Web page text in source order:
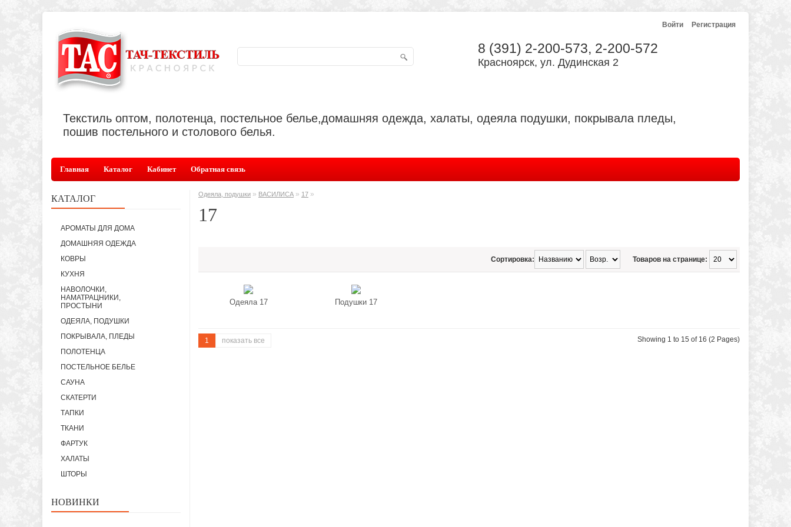
Войти Регистрация
8 (391) 2-200-573, 2-200-572
Красноярск, ул. Дудинская 2
Текстиль оптом, полотенца, постельное белье,домашняя одежда, халаты, одеяла подушки, покрывала пледы,
пошив постельного и столового белья.
Главная Каталог Кабинет Обратная связь
КАТАЛОГ
АРОМАТЫ ДЛЯ ДОМА
ДОМАШНЯЯ ОДЕЖДА
КОВРЫ
КУХНЯ
НАВОЛОЧКИ,
НАМАТРАЦНИКИ,
ПРОСТЫНИ
ОДЕЯЛА, ПОДУШКИ
ПОКРЫВАЛА, ПЛЕДЫ
ПОЛОТЕНЦА
ПОСТЕЛЬНОЕ БЕЛЬЕ
САУНА
СКАТЕРТИ
ТАПКИ
ТКАНИ
ФАРТУК
ХАЛАТЫ
ШТОРЫ
НОВИНКИ
Одеяла, подушки » ВАСИЛИСА » 17 »
17
Товаров на странице:
Сортировка:
Одеяла 17 Подушки 17
1 показать все Showing 1 to 15 of 16 (2 Pages)